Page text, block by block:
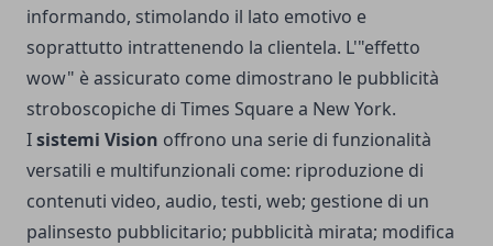
informando, stimolando il lato emotivo e
soprattutto intrattenendo la clientela. L'"effetto
wow" è assicurato come dimostrano le pubblicità
stroboscopiche di Times Square a New York.
Isistemi Vision offrono una serie di funzionalità
versatili e multifunzionali come: riproduzione di
contenuti video, audio, testi, web; gestione di un
palinsesto pubblicitario; pubblicità mirata; modifica